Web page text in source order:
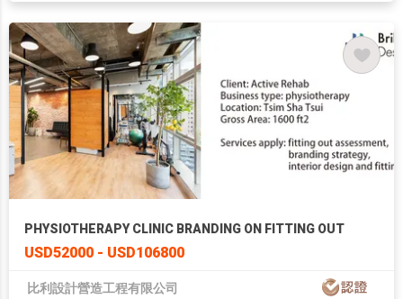
PHYSIOTHERAPY CLINIC BRANDING ON FITTING OUT
USD52000 - USD106800
比利設計營造工程有限公司